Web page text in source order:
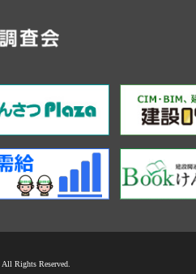
Rights Reserved.